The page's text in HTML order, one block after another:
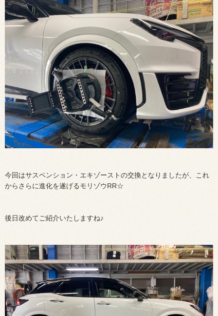
今回はサスペンション・エキゾーストの交換となりましたが、これ
からさらに進化を遂げるモリゾウRR☆
後日改めてご紹介いたしますね♪